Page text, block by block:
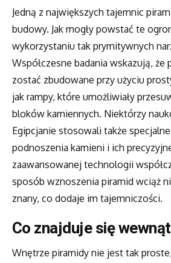
Jedną z największych tajemnic
budowy. Jak mogły powstać te
wykorzystaniu tak prymitywnych
Współczesne badania wskazują, że
zostać zbudowane przy użyciu
jak rampy, które umożliwiały
bloków kamiennych. Niektórzy
Egipcjanie stosowali także
podnoszenia kamieni i ich
zaawansowanej technologii
sposób wznoszenia piramid wciąż
znany, co dodaje im tajemniczości.
Co znajduje się
Wnętrze piramidy nie jest tak